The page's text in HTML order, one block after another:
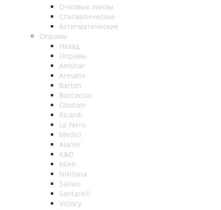
Очковые линзы
Стигматические
Астигматические
Оправы
Назад
Оправы
Amshar
Armatio
Barton
Boccaccio
Glodiatr
Ricardi
La Ferro
Medici
Alanie
K&D
Mien
Nikitana
Salivio
Santarelli
Victory